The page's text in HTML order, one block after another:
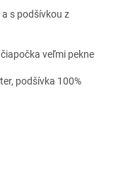
s podšívkou z
veľmi pekne
podšívka 100%